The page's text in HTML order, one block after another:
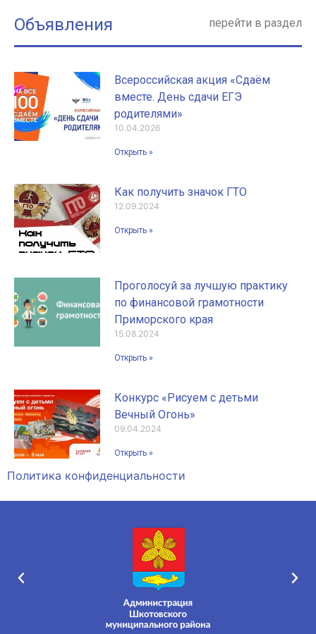
Объявления перейти в раздел
Всероссийская акция «Сдаём
вместе. День сдачи ЕГЭ
родителями»
10.04.2026
Открыть »
Как получить значок ГТО
12.09.2024
Открыть »
Проголосуй за лучшую практику
по финансовой грамотности
Приморского края
15.08.2024
Открыть »
Конкурс «Рисуем с детьми
Вечный Огонь»
09.04.2024
Открыть »
Политика конфиденциальности